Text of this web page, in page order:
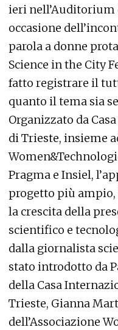
ieri nell’Auditorium
occasione
parola a donne
Science in the City
fatto registrare il
quanto il tema sia
Organizzato da
di Trieste, insieme
Pragma e Insiel,
progetto più
la crescita della
scientifico e
dalla giornalista
stato introdotto da
della Casa
Trieste, Gianna
dell’Associazione